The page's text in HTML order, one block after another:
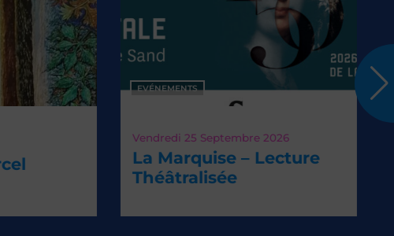
EVÉNEMENTS
Septembre 2026
La Marquise – Lecture